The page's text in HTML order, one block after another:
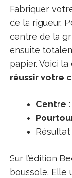
Fabriquer
de la rigueur.
centre de la
ensuite
papier. Voici
réussir votre
Centre
Résultat
Sur l’édition
boussole. Elle